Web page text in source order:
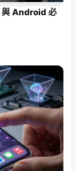
與 Android 必